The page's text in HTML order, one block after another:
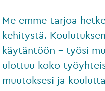
Me emme tarjoa
kehitystä.
käytäntöön – työsi
ulottuu koko
muutoksesi ja